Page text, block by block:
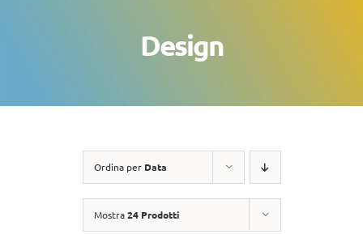
Design
Ordina per Data
Mostra24 Prodotti